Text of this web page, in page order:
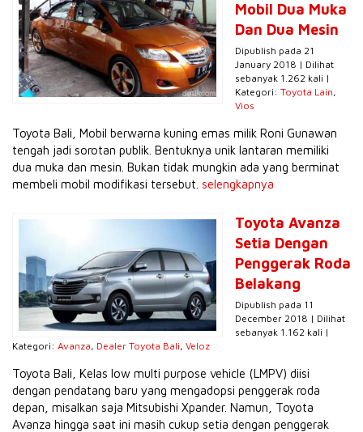
Mobil Dua Muka
Dan Dua Mesin
Dipublish pada 21
January 2018 | Dilihat
sebanyak 1.262 kali |
Kategori: Toyota Lain,
Vios
Toyota Bali, Mobil berwarna kuning emas milik Roni Gunawan
tengah jadi sorotan publik. Bentuknya unik lantaran memiliki
dua muka dan mesin. Bukan tidak mungkin ada yang berminat
membeli mobil modifikasi tersebut. selengkapnya
Toyota Avanza
Setia Dengan
Penggerak Roda
Belakang
Dipublish pada 11
December 2018 | Dilihat
sebanyak 1.162 kali |
Kategori: Avanza, Dealer Toyota Bali, Veloz
Toyota Bali, Kelas low multi purpose vehicle (LMPV) diisi
dengan pendatang baru yang mengadopsi penggerak roda
depan, misalkan saja Mitsubishi Xpander. Namun, Toyota
Avanza hingga saat ini masih cukup setia dengan penggerak